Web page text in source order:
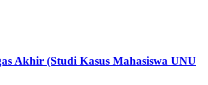
Akhir (Studi Kasus Mahasiswa UNU